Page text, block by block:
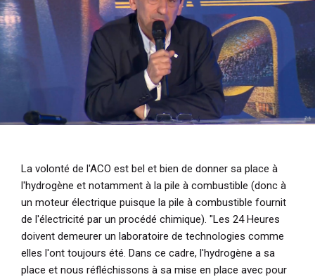
i
p
a
La volonté de l'ACO est bel et bien de donner sa place à
l'hydrogène et notamment à la pile à combustible (donc à
un moteur électrique puisque la pile à combustible fournit
de l'électricité par un procédé chimique). "Les 24 Heures
doivent demeurer un laboratoire de technologies comme
elles l'ont toujours été. Dans ce cadre, l'hydrogène a sa
place et nous réfléchissons à sa mise en place avec pour